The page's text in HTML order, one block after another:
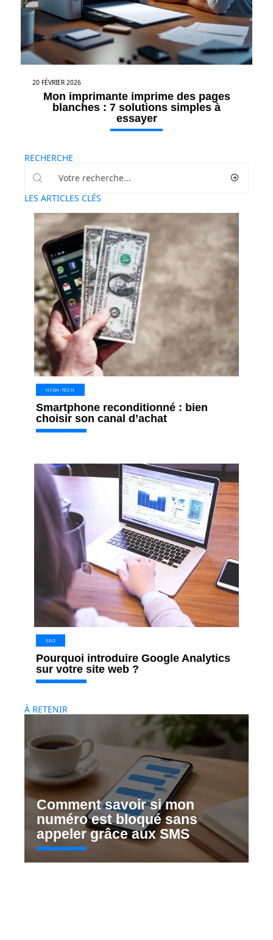
20 FÉVRIER 2026
Mon imprimante imprime des pages
blanches : 7 solutions simples à
essayer
RECHERCHE
LES ARTICLES CLÉS
HIGH-TECH
Smartphone reconditionné : bien
choisir son canal d’achat
SEO
Pourquoi introduire Google Analytics
sur votre site web ?
À RETENIR
Comment savoir si mon
numéro est bloqué sans
appeler grâce aux SMS